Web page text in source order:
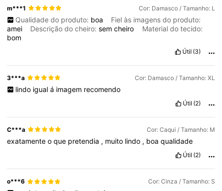
m***1 Cor: Damasco / Tamanho: L
Qualidade do produto: boa
Fiel às imagens do produto:
amei
Descrição do cheiro:semcheiro
Material do tecido:
bom
Útil (3)
3***a Cor: Damasco / Tamanho: XL
lindo igual á imagem recomendo
Útil (2)
C***a Cor: Caqui / Tamanho: M
exatamenteoque pretendia , muito lindo , boaqualidade
Útil (2)
o***6 Cor: Cinza / Tamanho: S